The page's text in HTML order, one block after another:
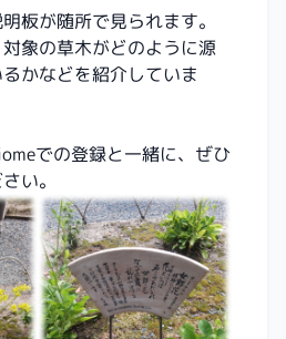
板が随所で見られます。
象の草木がどのように源
かなどを紹介していま
での登録と一緒に、ぜひ
い。